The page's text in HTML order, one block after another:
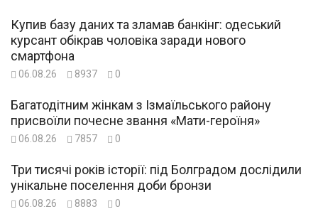
Купив базу даних та зламав банкінг: одеський
курсант обікрав чоловіка заради нового
смартфона
06.08.26 8937 0
Багатодітним жінкам з Ізмаїльського району
присвоїли почесне звання «Мати-героїня»
06.08.26 7857 0
Три тисячі років історії: під Болградом дослідили
унікальне поселення доби бронзи
06.08.26 8883 0